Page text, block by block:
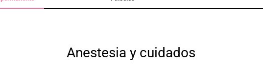
Anestesia y cuidados